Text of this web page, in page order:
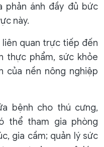
phản ánh đầy đủ bức
này.
quan trực tiếp đến
thực phẩm, sức khỏe
của nền nông nghiệp
bệnh cho thú cưng,
thể tham gia phòng
gia cầm; quản lý sức